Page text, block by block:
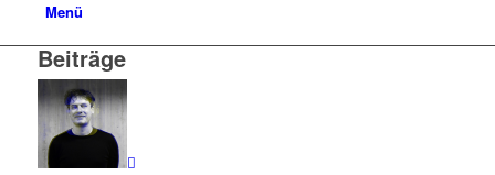
Menü
Beiträge